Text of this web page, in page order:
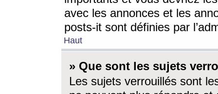
avec les annonces et les
posts-it sont définies par
Haut
» Que sont les sujets
Les sujets verrouillés sont